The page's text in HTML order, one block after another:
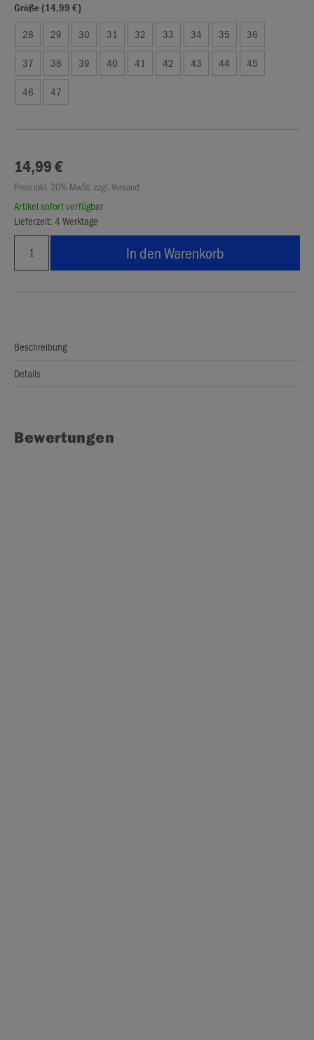
Größe (14,99 €)
28 29 30 31 32 33 34 35 36
37 38 39 40 41 42 43 44 45
46 47
14,99 €
Preis inkl. 20% MwSt. zzgl. Versand
Artikel sofort verfügbar
Lieferzeit: 4 Werktage
In den Warenkorb
Beschreibung
Details
Bewertungen